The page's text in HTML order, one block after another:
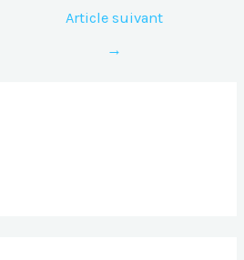
Article suivant
→